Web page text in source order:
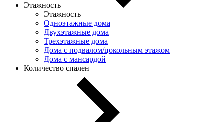
Этажность
Этажность
Одноэтажные дома
Двухэтажные дома
Трехэтажные дома
Дома с подвалом/цокольным этажом
Дома с мансардой
Количество спален